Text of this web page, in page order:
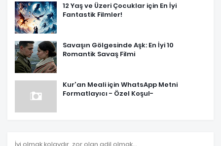
12 Yaş ve Üzeri Çocuklar için En İyi
Fantastik Filmler!
Savaşın Gölgesinde Aşk: En İyi 10
Romantik Savaş Filmi
Kur'an Meali için WhatsApp Metni
Formatlayıcı - Özel Koşul-